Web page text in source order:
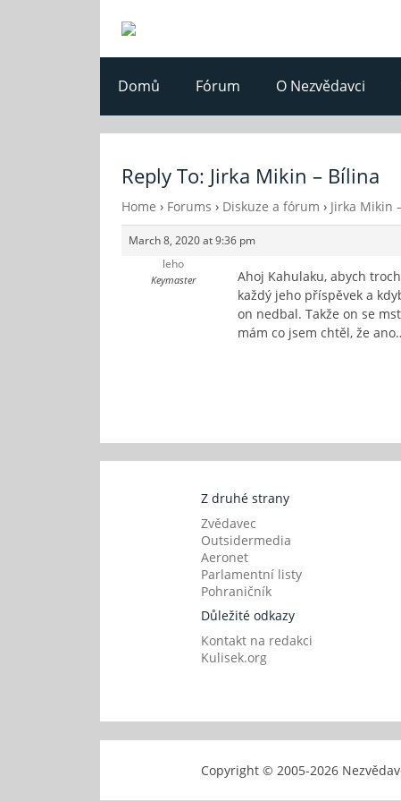
Domů Fórum O Nezvědavci
Reply To: Jirka Mikin – Bílina
Home › Forums › Diskuze a fórum › Jirka Mikin
March 8, 2020 at 9:36 pm
leho
Keymaster
Ahoj Kahulaku, abych
každý jeho příspěvek a
on nedbal. Takže on se
mám co jsem chtěl, že
Z druhé strany
Zvědavec
Outsidermedia
Aeronet
Parlamentní listy
Pohraničník
Důležité odkazy
Kontakt na redakci
Kulisek.org
Copyright © 2005-2026